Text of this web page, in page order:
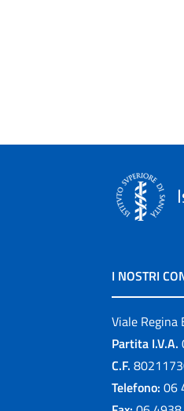
I NOSTRI
Viale Regina
Partita I.V.A.
C.F.
Telefono: 06